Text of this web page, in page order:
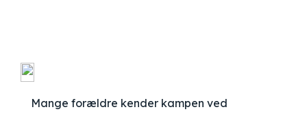
Mange forældre kender kampen ved